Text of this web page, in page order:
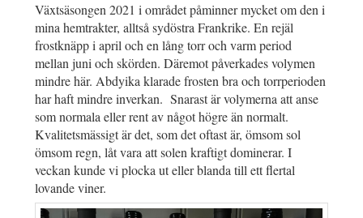
Växtsäsongen 2021 i området påminner mycket om den i
mina hemtrakter, alltså sydöstra Frankrike. En rejäl
frostknäpp i april och en lång torr och varm period
mellan juni och skörden. Däremot påverkades volymen
mindre här. Abdyika klarade frosten bra och torrperioden
har haft mindre inverkan. Snarast är volymerna att anse
som normala eller rent av något högre än normalt.
Kvalitetsmässigt är det, som det oftast är, ömsom sol
ömsom regn, låt vara att solen kraftigt dominerar. I
veckan kunde vi plocka ut eller blanda till ett flertal
lovande viner.